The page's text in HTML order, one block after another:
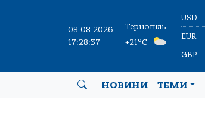
08.08.2026
17:28:38
Тернопіль
+21°C
USD
EUR
GBP
НОВИНИ ТЕМИ